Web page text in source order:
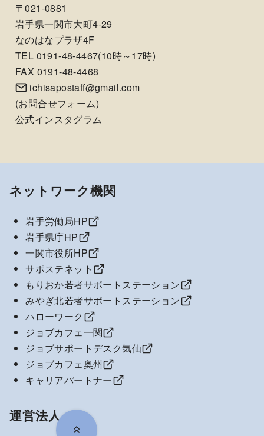
〒021-0881
岩手県一関市大町4-29
なのはなプラザ4F
TEL 0191-48-4467(10時～17時)
FAX 0191-48-4468
ichisapostaff@gmail.com
(お問合せフォーム)
公式インスタグラム
ネットワーク機関
岩手労働局HP
岩手県庁HP
一関市役所HP
サポステネット
もりおか若者サポートステーション
みやぎ北若者サポートステーション
ハローワーク
ジョブカフェ一関
ジョブサポートデスク気仙
ジョブカフェ奥州
キャリアパートナー
運営法人